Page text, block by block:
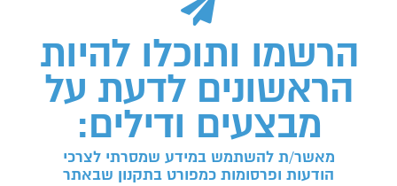
הרשמו ותוכלו להיות
הראשונים לדעת על
מבצעים ודילים:
מאשר/ת להשתמש במידע שמסרתי לצרכי
הודעות ופרסומות כמפורט בתקנון שבאתר